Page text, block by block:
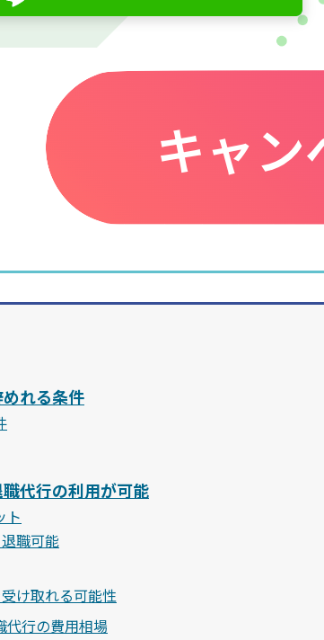
れる条件
代行の利用が可能
ト
職可能
け取れる可能性
代行の費用相場